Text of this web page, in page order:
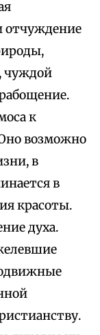
отчуждение
чуждой
к
Оно возможно
в
в
красоты.
духа.